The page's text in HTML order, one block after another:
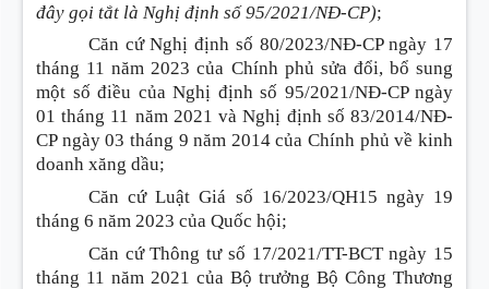
đây gọi tắt là Nghị định số 95/2021/NĐ-CP);
Căn cứ Nghị định số 80/2023/NĐ-CP ngày 17
tháng 11 năm 2023 của Chính phủ sửa đổi, bổ sung
một số điều của Nghị định số 95/2021/NĐ-CP ngày
01 tháng 11 năm 2021 và Nghị định số 83/2014/NĐ-
CP ngày 03 tháng 9 năm 2014 của Chính phủ về kinh
doanh xăng dầu;
Căn cứ Luật Giá số 16/2023/QH15 ngày 19
tháng 6 năm 2023 của Quốc hội;
Căn cứ Thông tư số 17/2021/TT-BCT ngày 15
tháng 11 năm 2021 của Bộ trưởng Bộ Công Thương